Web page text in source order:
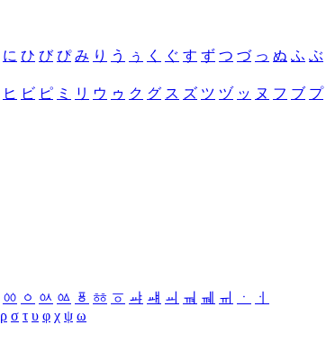
に ひ び ぴ み り う ぅ く ぐ す ず つ づ っ ぬ ふ ぶ
ヒ ビ ピ ミ リ ウ ゥ ク グ ス ズ ツ ヅ ッ ヌ フ ブ プ
ㆀ ㆁ ㆂ ㆃ ㆄ ㆅ ㆆ ㆇ ㆈ ㆉ ㆊ ㆋ ㆌ ㆍ
ㆎ
ρ σ τ υ φ χ ψ ω